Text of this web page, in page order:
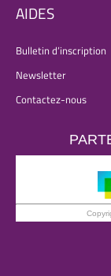
AIDES
Bulletin d’inscription
Newsletter
Contactez-nous